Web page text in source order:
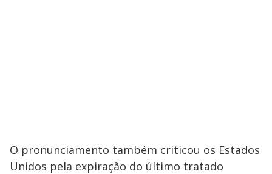
O pronunciamento também criticou os Estados
Unidos pela expiração do último tratado